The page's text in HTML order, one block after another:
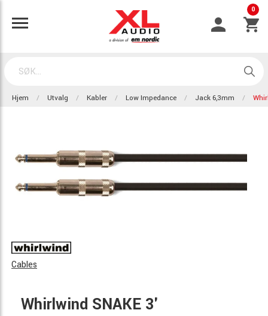
0
Hjem Utvalg Kabler Low Impedance Jack 6,3mm
Cables
Whirlwind SNAKE 3'